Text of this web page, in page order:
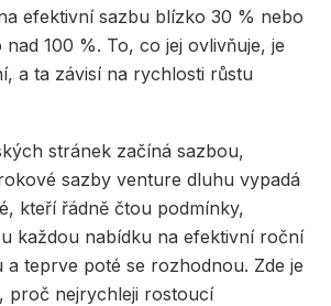
efektivní sazbu blízko 30 % nebo
100 %. To, co jej ovlivňuje, je
a ta závisí na rychlosti růstu
stránek začíná sazbou,
sazby venture dluhu vypadá
kteří řádně čtou podmínky,
každou nabídku na efektivní roční
teprve poté se rozhodnou. Zde je
proč nejrychleji rostoucí